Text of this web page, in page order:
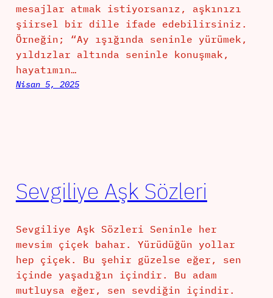
mesajlar atmak istiyorsanız, aşkınızı
şiirsel bir dille ifade edebilirsiniz.
Örneğin; “Ay ışığında seninle yürümek,
yıldızlar altında seninle konuşmak,
hayatımın…
Nisan 5, 2025
Sevgiliye Aşk Sözleri
Sevgiliye Aşk Sözleri Seninle her
mevsim çiçek bahar. Yürüdüğün yollar
hep çiçek. Bu şehir güzelse eğer, sen
içinde yaşadığın içindir. Bu adam
mutluysa eğer, sen sevdiğin içindir.